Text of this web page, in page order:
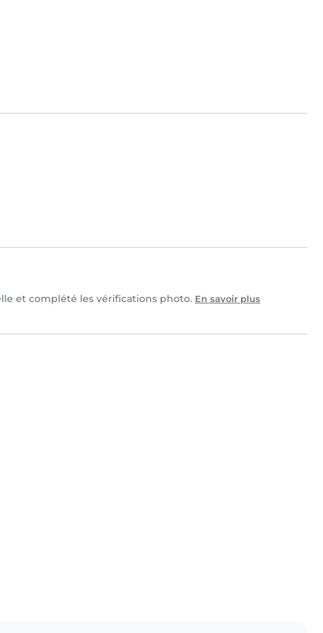
et complété les vérifications photo. En savoir plus